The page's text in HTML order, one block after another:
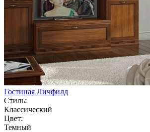
Гостиная Личфилд
Стиль:
Классический
Цвет:
Темный